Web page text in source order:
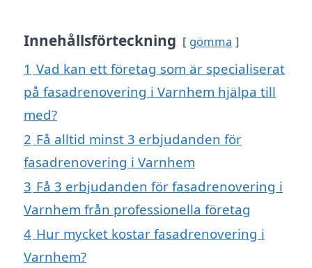
Innehållsförteckning gömma
1 Vad kan ett företag som är specialiserat
på fasadrenovering i Varnhem hjälpa till
med?
2 Få alltid minst 3 erbjudanden för
fasadrenovering i Varnhem
3 Få 3 erbjudanden för fasadrenovering i
Varnhem från professionella företag
4 Hur mycket kostar fasadrenovering i
Varnhem?